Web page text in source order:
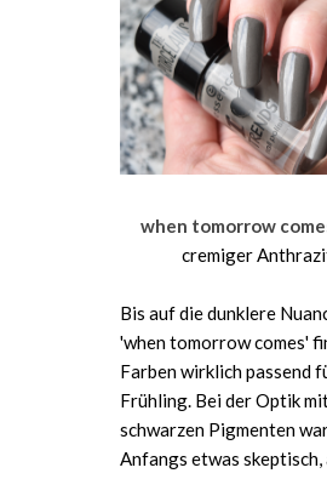
when tomorrow
cremiger
Bis auf die dunklere
'when tomorrow comes'
Farben wirklich passend
Frühling. Bei der Optik
schwarzen Pigmenten
Anfangs etwas skeptisch,